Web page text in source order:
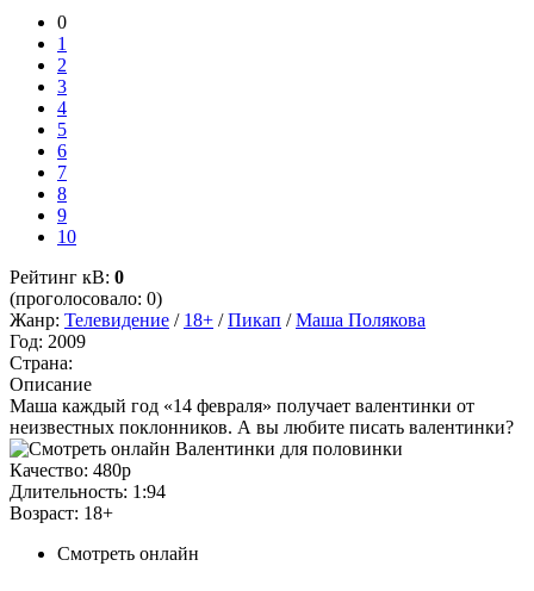
0
1
2
3
4
5
6
7
8
9
10
Рейтинг кВ: 0
(проголосовало: 0)
Жанр: Телевидение / 18+ /Пикап /Маша Полякова
Год: 2009
Страна:
Описание
Маша каждый год «14 февраля» получает валентинки от
неизвестных поклонников. А вы любите писать валентинки?
Качество: 480p
Длительность: 1:94
Возраст: 18+
Смотреть онлайн